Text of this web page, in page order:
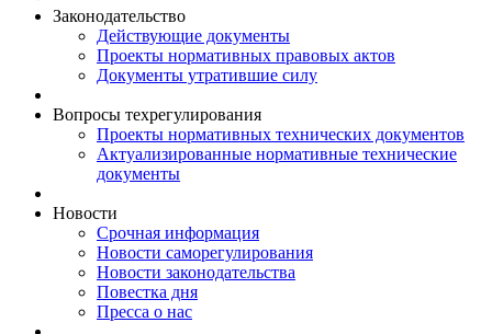
Законодательство
Действующие документы
Проекты нормативных правовых актов
Документы утратившие силу
Вопросы техрегулирования
Проекты нормативных технических документов
Актуализированные нормативные технические
документы
Новости
Срочная информация
Новости саморегулирования
Новости законодательства
Повестка дня
Пресса о нас